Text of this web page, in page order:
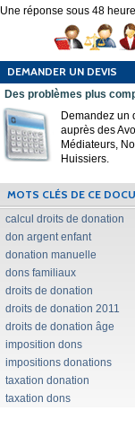
Une réponse sous 48
DEMANDER UN DEVIS
Des problèmes plus
Demandez un
auprès des
Médiateurs,
Huissiers.
MOTS CLÉS DE CE
calcul droits de donation
don argent enfant
donation manuelle
dons familiaux
droits de donation
droits de donation 2011
droits de donation âge
imposition dons
impositions donations
taxation donation
taxation dons